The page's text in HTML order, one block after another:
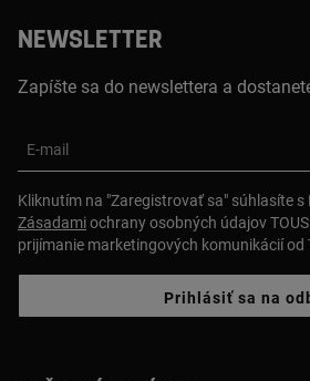
NEWSLETTER
Zapíšte sa do newslettera a
E-mail
Kliknutím na "Zaregistrovať sa" súhlasíte s
Zásadamiochrany osobných údajov
prijímanie marketingových komunikácií od
Prihlásiť sa na